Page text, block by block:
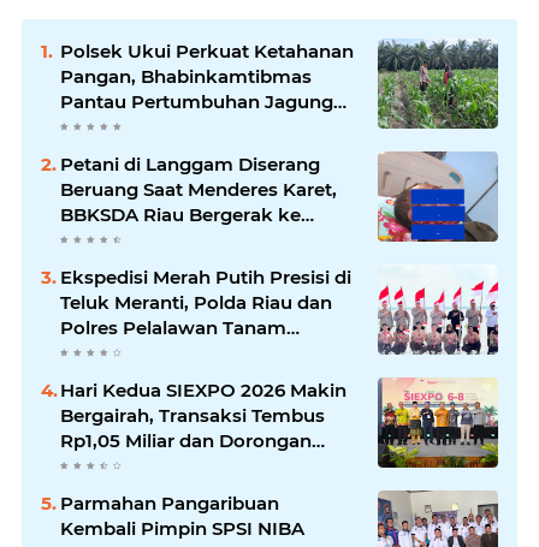
Polsek Ukui Perkuat Ketahanan
Pangan, Bhabinkamtibmas
Pantau Pertumbuhan Jagung
Petani di Desa Air Hitam
Petani di Langgam Diserang
Beruang Saat Menderes Karet,
BBKSDA Riau Bergerak ke
Lokasi
Ekspedisi Merah Putih Presisi di
Teluk Meranti, Polda Riau dan
Polres Pelalawan Tanam
Mangrove Demi Negeri
Hari Kedua SIEXPO 2026 Makin
Bergairah, Transaksi Tembus
Rp1,05 Miliar dan Dorongan
Palm Oil Institute Menguat
Parmahan Pangaribuan
Kembali Pimpin SPSI NIBA